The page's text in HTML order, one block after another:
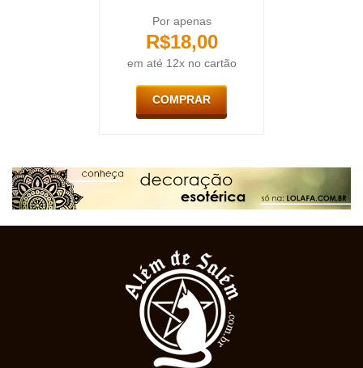
Por apenas
R$18,00
em até 12x no cartão
COMPRAR